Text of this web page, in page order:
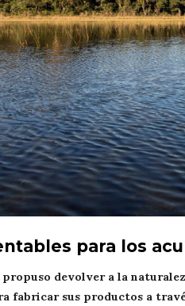
para los
propuso devolver a la
fabricar sus productos a